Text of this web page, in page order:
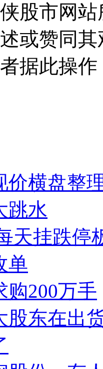
股市网
或赞同
据此操
价横盘整
跳水
天挂跌停
单
购200万手
股东在出